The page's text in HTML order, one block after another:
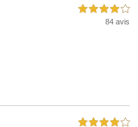
4,0 étoiles sur 5
84 avis
4,0 étoiles sur 5